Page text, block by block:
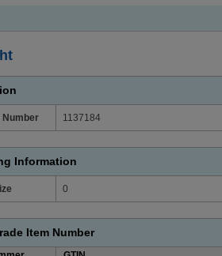
Number 1137184
Information
0
Item Number